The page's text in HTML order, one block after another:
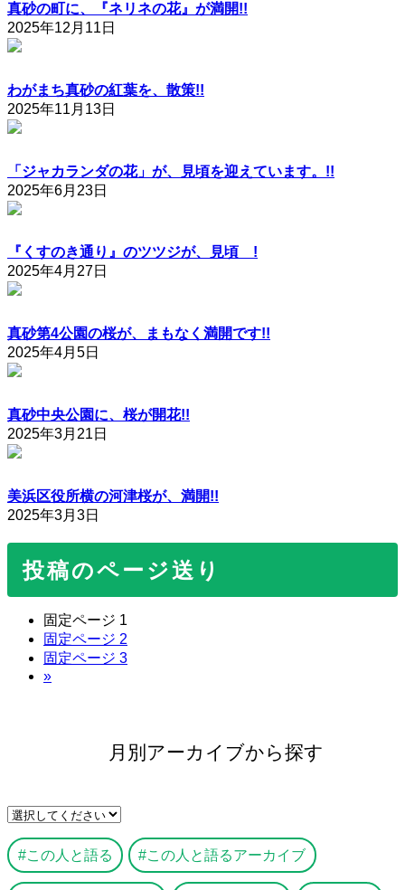
真砂の町に、『ネリネの花』が満開!!
2025年12月11日
わがまち真砂の紅葉を、散策!!
2025年11月13日
「ジャカランダの花」が、見頃を迎えています。!!
2025年6月23日
『くすのき通り』のツツジが、見頃 !
2025年4月27日
真砂第4公園の桜が、まもなく満開です!!
2025年4月5日
真砂中央公園に、桜が開花!!
2025年3月21日
美浜区役所横の河津桜が、満開!!
2025年3月3日
投稿のページ送り
固定ページ 1
固定ページ 2
固定ページ 3
»
月別アーカイブから探す
この人と語る この人と語るアーカイブ